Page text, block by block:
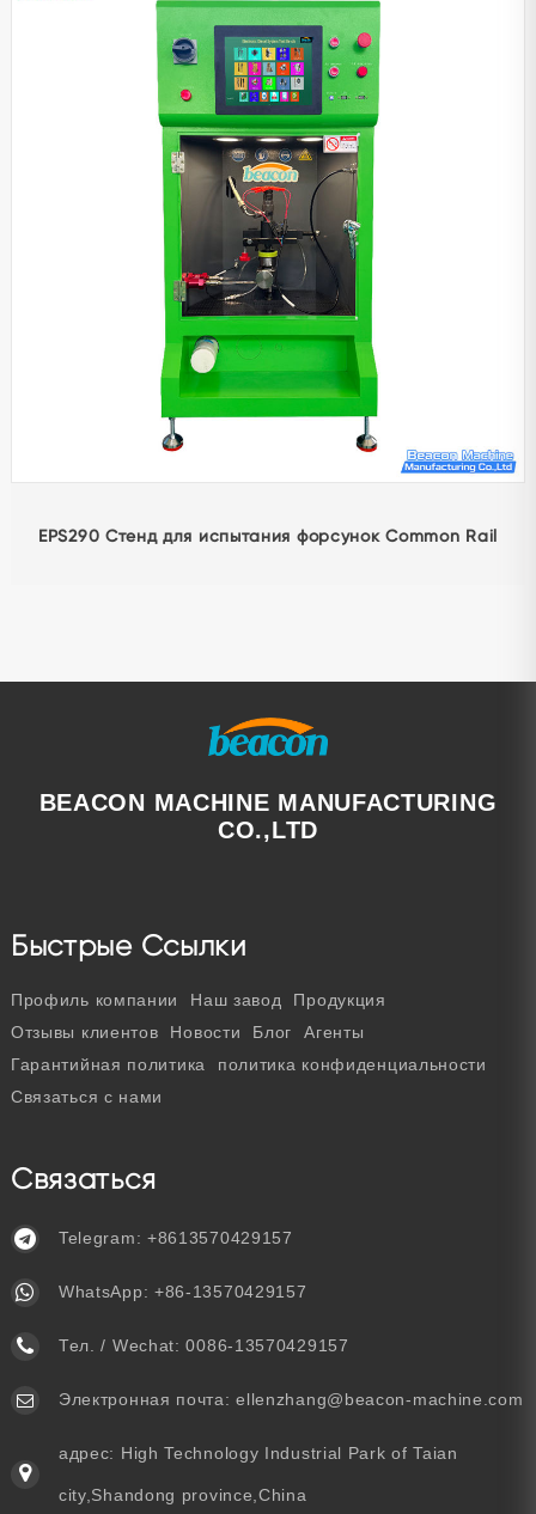
Стенд для проверки дизельных форсунок Common
BEACON MACHINE MANUFACTURING
CO.,LTD
Быстрые Ссылки
Профиль компании Наш завод
Продукция
Отзывы клиентов
Новости Блог
Агенты
Гарантийная политика
политика конфиденциальности
Связаться с нами
Связаться
Telegram: +8613570429157
WhatsApp: +86-13570429157
Тел. / Wechat:0086-13570429157
Электронная почта:ellenzhang@beacon-machine.com
адрес: High Technology Industrial Park of Taian
city,Shandong province,China